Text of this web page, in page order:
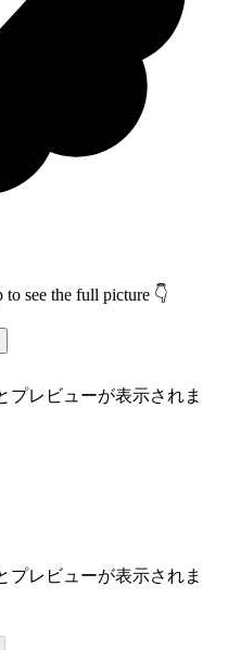
see the full picture 👇
プレビューが表示されま
プレビューが表示されま